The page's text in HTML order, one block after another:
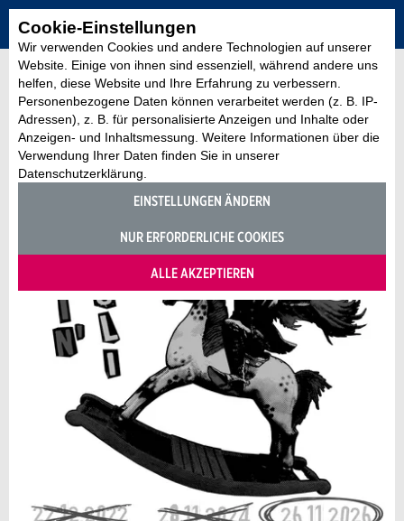
Cookie-Einstellungen
Wir verwenden Cookies und andere Technologien auf unserer
Website. Einige von ihnen sind essenziell, während andere uns
helfen, diese Website und Ihre Erfahrung zu verbessern.
Personenbezogene Daten können verarbeitet werden (z. B. IP-
Adressen), z. B. für personalisierte Anzeigen und Inhalte oder
Anzeigen- und Inhaltsmessung. Weitere Informationen über die
Verwendung Ihrer Daten finden Sie in unserer
Datenschutzerklärung.
EINSTELLUNGEN ÄNDERN
NUR ERFORDERLICHE COOKIES
ALLE AKZEPTIEREN